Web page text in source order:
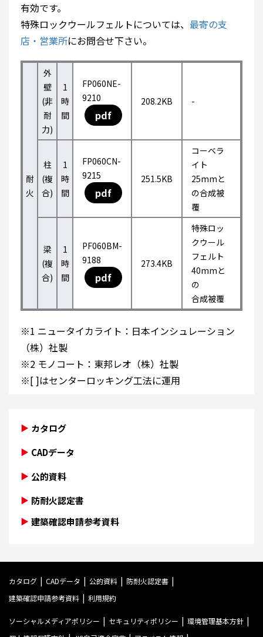
有効です。
特殊ロックウールフェルトについては、 最寄の支
店・営業所にお問合せ下さい。
耐
火
外
壁
(非
耐
力)
1
時
間
FP060NE-
9210
pdf
208.2KB -
柱
(複
合)
1
時
間
FP060CN-
9215
pdf
251.5KB
コーベラ
イト
25mmと
の合成被
覆
梁
(複
合)
1
時
間
PF060BM-
9188
pdf
273.4KB
特殊ロッ
クウール
フェルト
40mmと
の
合成被覆
※1 ニュータイカライト：日本インシュレーション
（株）社製
※2 モノコート：東邦レオ（株）社製
※[ ]はセンターロッキング工法に運用
カタログ
CADデータ
公的資料
防耐火認定書
建築確認申請参考資料
カタログ CADデータ 公的資料
防耐火認定書
建築確認申請参考資料
利用規約
ソーシャルメディアポリシー セキュリティポリシー
環境管理基本方針